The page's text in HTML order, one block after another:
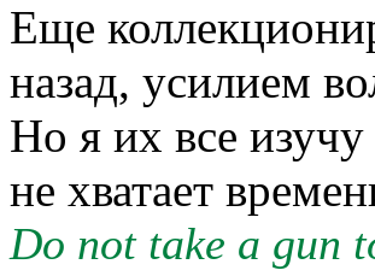
Еще
назад, усилием
Но я их все
не хватает
Do not take a gun